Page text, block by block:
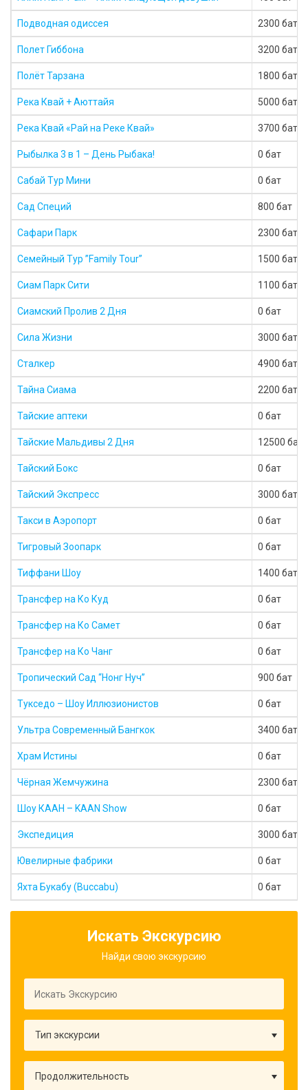
Подводная одиссея 2300 бат
Полет Гиббона 3200 бат
Полёт Тарзана 1800 бат
Река Квай + Аюттайя 5000 бат
Река Квай «Рай на Реке Квай» 3700 бат
Рыбылка 3 в 1 – День Рыбака! 0 бат
Сабай Тур Мини 0 бат
Сад Специй 800 бат
Сафари Парк 2300 бат
Семейный Тур ”Family Tour” 1500 бат
Сиам Парк Сити 1100 бат
Сиамский Пролив 2 Дня 0 бат
Сила Жизни 3000 бат
Сталкер 4900 бат
Тайна Сиама 2200 бат
Тайские аптеки 0 бат
Тайские Мальдивы 2 Дня 12500 бат
Тайский Бокс 0 бат
Тайский Экспресс 3000 бат
Такси в Аэропорт 0 бат
Тигровый Зоопарк 0 бат
Тиффани Шоу 1400 бат
Трансфер на Ко Куд 0 бат
Трансфер на Ко Самет 0 бат
Трансфер на Ко Чанг 0 бат
Тропический Сад “Нонг Нуч” 900 бат
Тукседо – Шоу Иллюзионистов 0 бат
Ультра Современный Бангкок 3400 бат
Храм Истины 0 бат
Чёрная Жемчужина 2300 бат
Шоу КААН – KAAN Show 0 бат
Экспедиция 3000 бат
Ювелирные фабрики 0 бат
Яхта Букабу (Buccabu) 0 бат
Искать Экскурсию
Найди свою экскурсию